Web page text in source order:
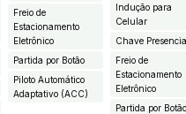
Freio de
Estacionamento
Eletrônico
Partida por Botão
Piloto Automático
Adaptativo (ACC)
Indução para
Celular
Chave
Freio de
Estacionamento
Eletrônico
Partida por